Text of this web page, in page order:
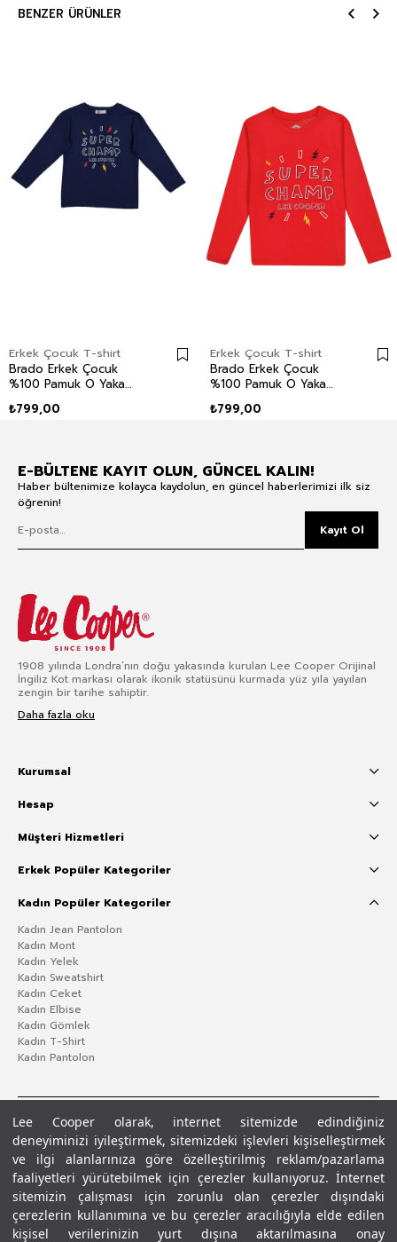
Lee Cooper olarak, internet sitemizde edindiğiniz
deneyiminizi iyileştirmek, sitemizdeki işlevleri kişiselleştirmek
ve ilgi alanlarınıza göre özelleştirilmiş reklam/pazarlama
faaliyetleri yürütebilmek için çerezler kullanıyoruz. İnternet
sitemizin çalışması için zorunlu olan çerezler dışındaki
çerezlerin kullanımına ve bu çerezler aracılığıyla elde edilen
kişisel verilerinizin yurt dışına aktarılmasına onay
BENZER ÜRÜNLER
Erkek Çocuk T-shirt
Brado Erkek Çocuk
%100 Pamuk O Yaka
Lacivert
₺799,00
Erkek Çocuk T-shirt
Brado Erkek Çocuk
%100 Pamuk O Yaka
₺799,00
E-BÜLTENE KAYIT OLUN, GÜNCEL KALIN!
Haber bültenimize kolayca kaydolun, en güncel haberlerimizi ilk siz
öğrenin!
Kayıt Ol
1908 yılında Londra’nın doğu yakasında kurulan Lee Cooper Orijinal
İngiliz Kot markası olarak ikonik statüsünü kurmada yüz yıla yayılan
zengin bir tarihe sahiptir.
Daha fazla oku
Kurumsal
Hesap
Müşteri Hizmetleri
Erkek Popüler Kategoriler
Kadın Popüler Kategoriler
Kadın Jean Pantolon
Kadın Mont
Kadın Yelek
Kadın Sweatshirt
Kadın Ceket
Kadın Elbise
Kadın Gömlek
Kadın T-Shirt
Kadın Pantolon
Gizlilik PolitikasıÇerez Politikası KVKK Aydınlatma MetniŞartlar ve Koşullar
© 2026 Leecooper - Tüm Hakları Saklıdır.